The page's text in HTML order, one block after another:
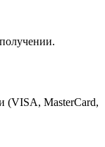
(VISA, MasterCard,